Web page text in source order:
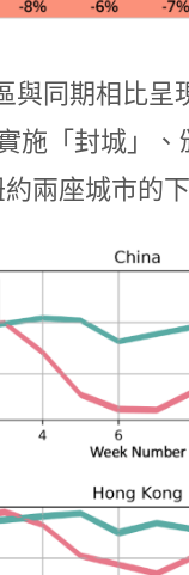
與同期相比呈
施「封城」、
兩座城市的